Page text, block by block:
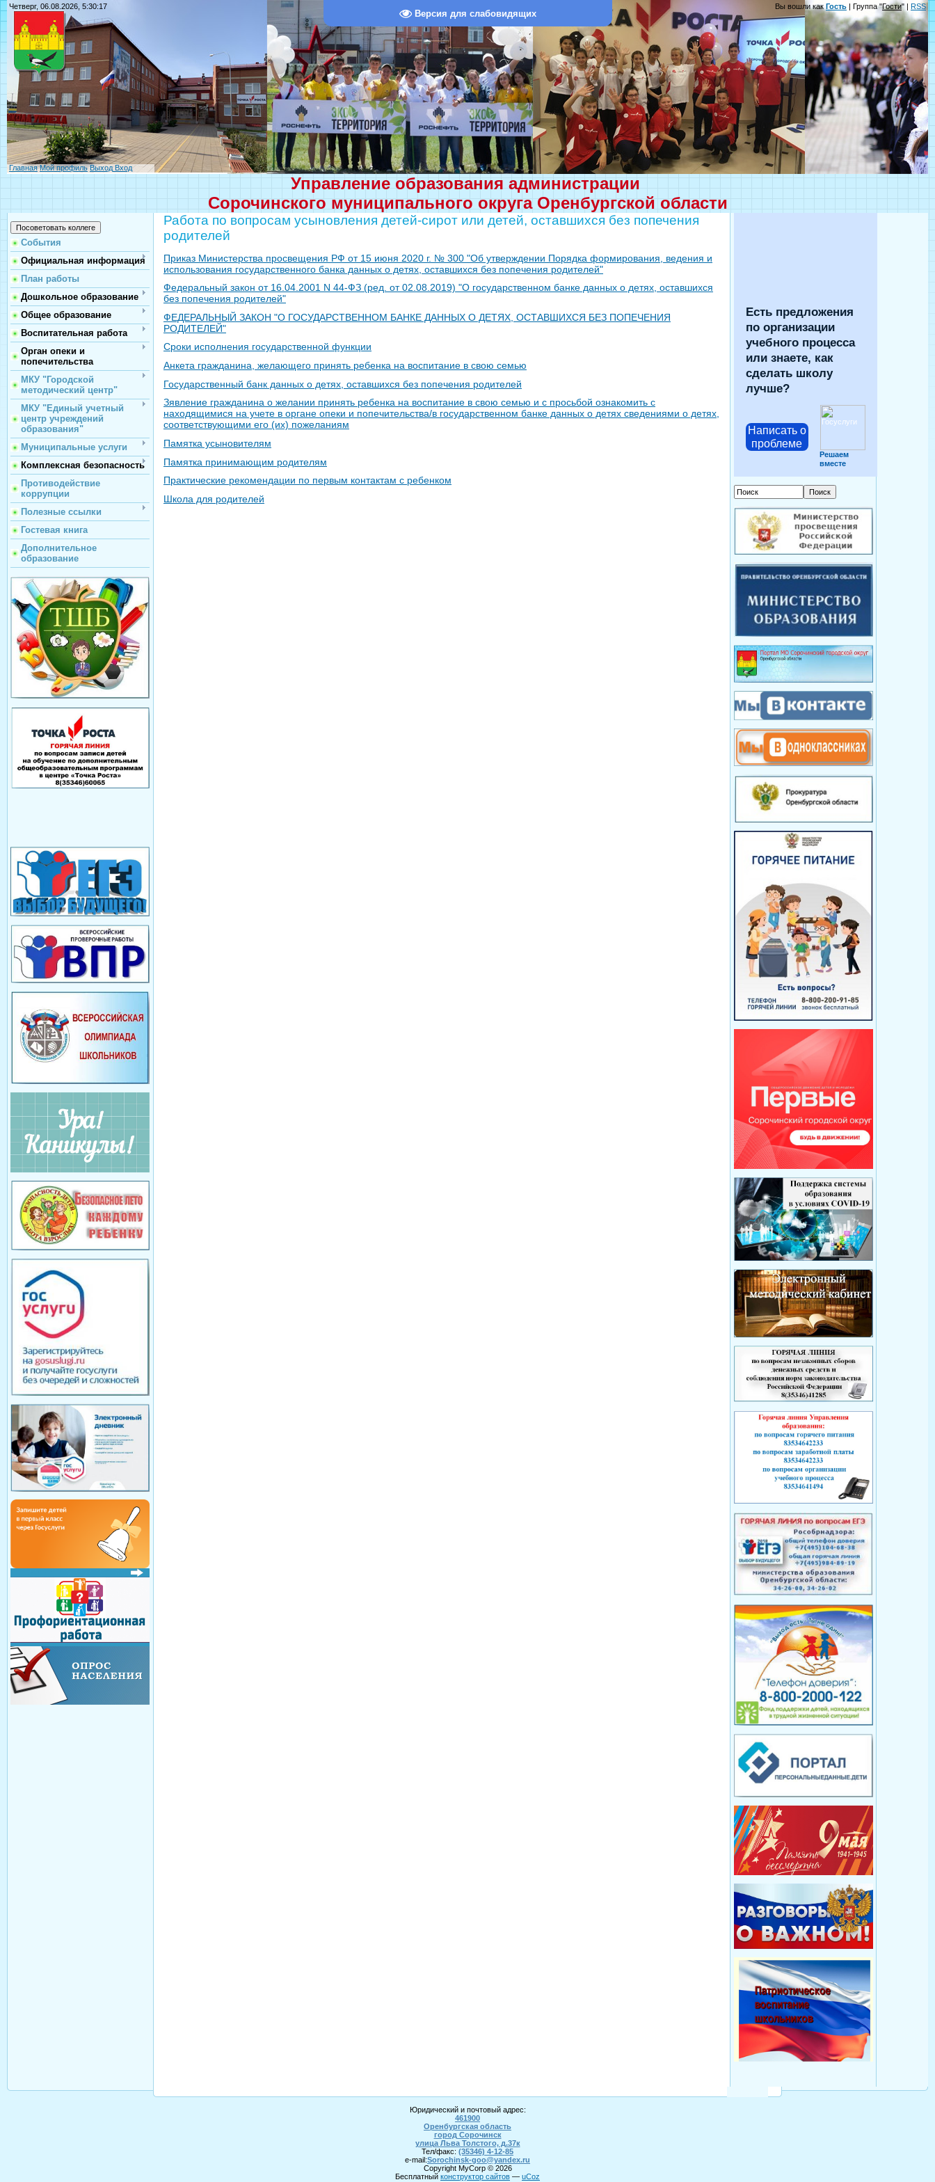
Версия для слабовидящих
Четверг, 06.08.2026, 5:30:17 Вы вошли какГость | Группа "Гости" | RSS
Главная Мой профиль Выход Вход
Управление образования администрации
Сорочинского муниципального округа Оренбургской области
События
Официальная информация
План работы
Дошкольное образование
Общее образование
Воспитательная работа
Орган опеки и
попечительства
МКУ "Городской
методический центр"
МКУ "Единый учетный
центр учреждений
образования"
Муниципальные услуги
Комплексная безопасность
Противодействие
коррупции
Полезные ссылки
Гостевая книга
Дополнительное
образование
Работа по вопросам усыновления детей-сирот или детей, оставшихся без попечения
родителей
Приказ Министерства просвещения РФ от 15 июня 2020 г. № 300 "Об утверждении Порядка формирования, ведения и
использования государственного банка данных о детях, оставшихся без попечения родителей"
Федеральный закон от 16.04.2001 N 44-ФЗ (ред. от 02.08.2019) "О государственном банке данных о детях, оставшихся
без попечения родителей"
ФЕДЕРАЛЬНЫЙ ЗАКОН "О ГОСУДАРСТВЕННОМ БАНКЕ ДАННЫХ О ДЕТЯХ, ОСТАВШИХСЯ БЕЗ ПОПЕЧЕНИЯ
РОДИТЕЛЕЙ"
Сроки исполнения государственной функции
Анкета гражданина, желающего принять ребенка на воспитание в свою семью
Государственный банк данных о детях, оставшихся без попечения родителей
Зявление гражданина о желании принять ребенка на воспитание в свою семью и с просьбой ознакомить с
находящимися на учете в органе опеки и попечительства/в государственном банке данных о детях сведениями о детях,
соответствующими его (их) пожеланиям
Памятка усыновителям
Памятка принимающим родителям
Практические рекомендации по первым контактам с ребенком
Школа для родителей
Есть предложения
по организации
учебного процесса
или знаете, как
сделать школу
лучше?
Написать о
проблеме
Решаем
вместе
Юридический и почтовый адрес:
461900
Оренбургская область
город Сорочинск
улица Льва Толстого, д.37к
Тел/факс: (35346) 4-12-85
e-mail:Sorochinsk-goo@yandex.ru
Copyright MyCorp © 2026
Бесплатный конструктор сайтов — uCoz